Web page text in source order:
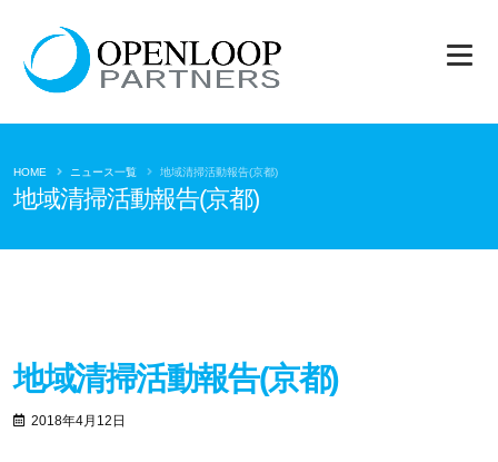
地域清掃活動報告(京都)
HOME ニュース一覧 地域清掃活動報告(京都)
地域清掃活動報告(京都)
2018年4月12日